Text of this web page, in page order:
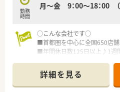
■安心して長く働ける福利厚
ひとり暮らしの方や子育てを
ートございます！
結婚や出産などのライフステ
て働き続けることが可能です。
■多彩なキャリアスタイルが
多角的に事業を展開する同社
勤務
時間
月～金 9：00～18：00
○こんな会社です○
■首都圏を中心に全国650店舗
■年間休日数125日以上♪1週
■産休育休取得率100％、復帰
枠や育児補助金、ベビーシッ
支援も豊富です。
詳細を見る